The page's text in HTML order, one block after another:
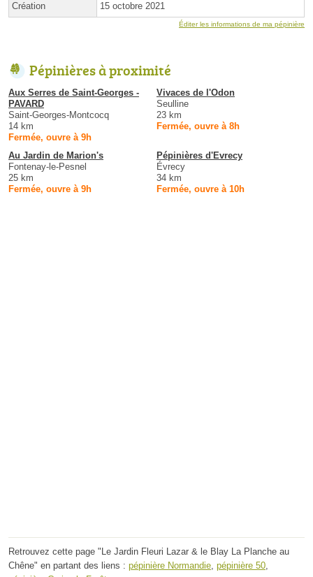
Création 15 octobre 2021
Éditer les informations de ma pépinière
Pépinières à proximité
Aux Serres de Saint-Georges -
PAVARD
Saint-Georges-Montcocq
14 km
Fermée, ouvre à 9h
Vivaces de l'Odon
Seulline
23 km
Fermée, ouvre à 8h
Au Jardin de Marion's
Fontenay-le-Pesnel
25 km
Fermée, ouvre à 9h
Pépinières d'Evrecy
Évrecy
34 km
Fermée, ouvre à 10h
Retrouvez cette page "Le Jardin Fleuri Lazar & le Blay La Planche au
Chêne" en partant des liens : pépinière Normandie, pépinière 50,